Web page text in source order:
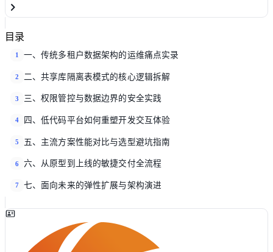
目录
1 一、传统多租户数据架构的运维痛点实录
2 二、共享库隔离表模式的核心逻辑拆解
3 三、权限管控与数据边界的安全实践
4 四、低代码平台如何重塑开发交互体验
5 五、主流方案性能对比与选型避坑指南
6 六、从原型到上线的敏捷交付全流程
7 七、面向未来的弹性扩展与架构演进